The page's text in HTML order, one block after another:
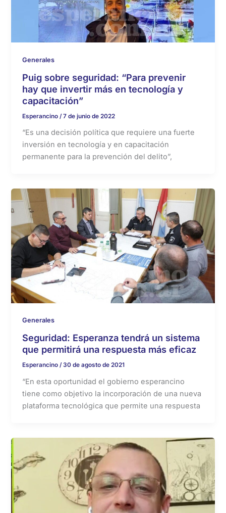
Generales
Puig sobre seguridad: “Para prevenir
hay que invertir más en tecnología y
capacitación”
Esperancino /7 de junio de 2022
“Es una decisión política que requiere una fuerte
inversión en tecnología y en capacitación
permanente para la prevención del delito”,
Generales
Seguridad: Esperanza tendrá un sistema
que permitirá una respuesta más eficaz
Esperancino/30 de agosto de 2021
“En esta oportunidad el gobierno esperancino
tiene como objetivo la incorporación de una nueva
plataforma tecnológica que permite una respuesta